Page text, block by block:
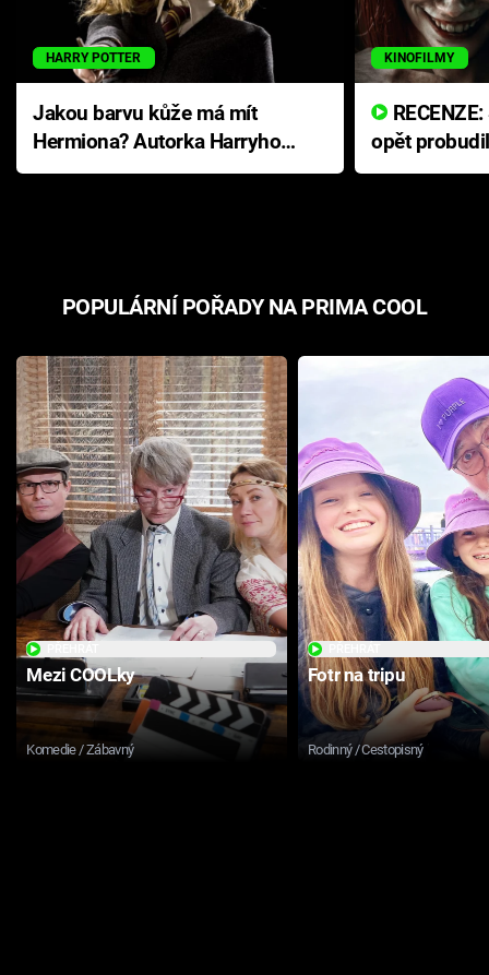
HARRY POTTER
Jakou barvu kůže má mít
Hermiona? Autorka Harryho
Pottera přišla s ráznou
KINOFILMY
opět
přichází s
POPULÁRNÍ POŘADY NA PRIMA COOL
Mezi COOLky
Komedie / Zábavný
Fotr na tripu
Rodinný / Cestopisný